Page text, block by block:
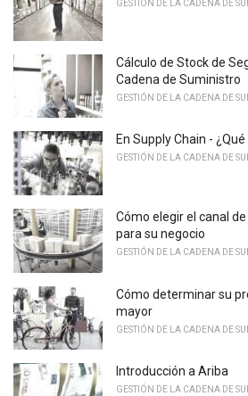
GESTIÓN DE LA CADENA DE
Cálculo de Stock de
Cadena de Suministro
GESTIÓN DE LA CADENA DE
En Supply Chain -
GESTIÓN DE LA CADENA DE
Cómo elegir el canal
para su negocio
GESTIÓN DE LA CADENA DE
Cómo determinar su
mayor
GESTIÓN DE LA CADENA DE
Introducción a Ariba
GESTIÓN DE LA CADENA DE